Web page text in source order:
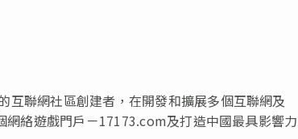
互聯網社區創建者，在開發和擴展多個互聯網及
絡遊戲門戶－17173.com及打造中國最具影響力